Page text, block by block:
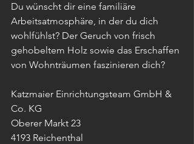
Du wünscht dir eine familiäre
Arbeitsatmosphäre, in der du dich
wohlfühlst? Der Geruch von frisch
gehobeltem Holz sowie das Erschaffen
von Wohnträumen faszinieren dich?
Katzmaier Einrichtungsteam GmbH &
Co. KG
Oberer Markt 23
4193 Reichenthal